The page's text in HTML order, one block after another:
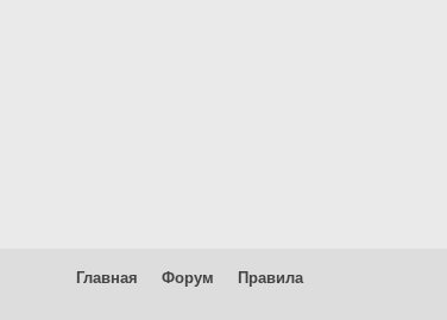
Главная Форум Правила